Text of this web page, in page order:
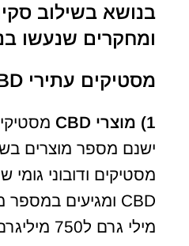
בנושא בשילוב
ומחקרים שנעשו
מסטיקים עתירי CBD – מוצרי cbd
1) מוצרי CBD
ישנם מספר מוצרים
מסטיקים ודובוני
מילי גרם